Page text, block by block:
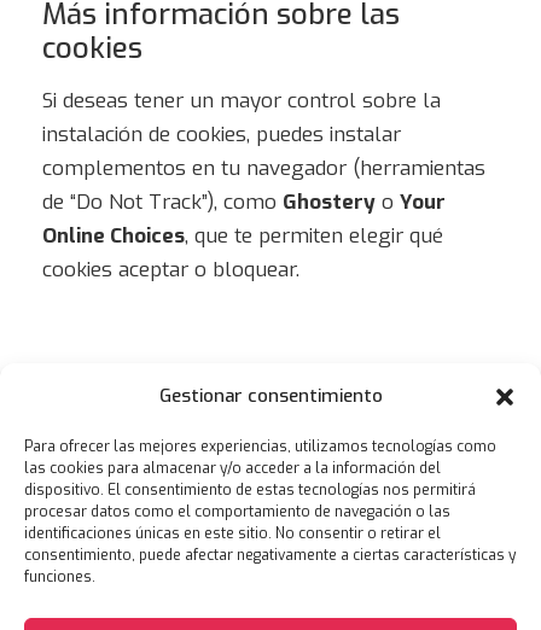
Gestionar consentimiento
Para ofrecer las mejores experiencias, utilizamos tecnologías como
las cookies para almacenar y/o acceder a la información del
dispositivo. El consentimiento de estas tecnologías nos permitirá
procesar datos como el comportamiento de navegación o las
identificaciones únicas en este sitio. No consentir o retirar el
consentimiento, puede afectar negativamente a ciertas características y
funciones.
Más información sobre las
cookies
Si deseas tener un mayor control sobre la
instalación de cookies, puedes instalar
complementos en tu navegador (herramientas
de “Do Not Track”), como Ghostery o Your
Online Choices, que te permiten elegir qué
cookies aceptar o bloquear.
vez el 3 de septiembre de 2025.
>> Volver a inicio